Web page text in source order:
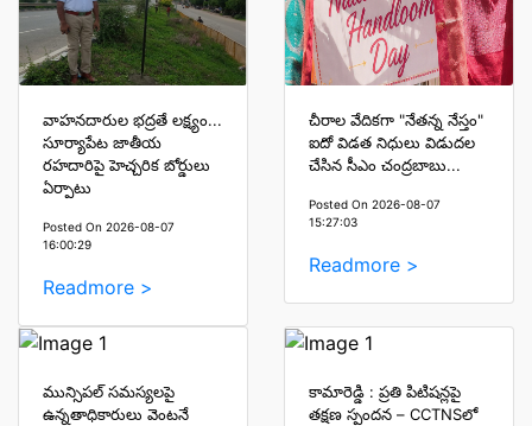
వాహనదారుల భద్రతే లక్ష్యం...
సూర్యాపేట జాతీయ
రహదారిపై హెచ్చరిక బోర్డులు
ఏర్పాటు
Posted On 2026-08-07
16:00:29
Readmore >
చీరాల వేదికగా "నేతన్న నేస్తం"
ఐదో విడత నిధులు విడుదల
చేసిన సీఎం చంద్రబాబు...
Posted On 2026-08-07
15:27:03
Readmore >
మున్సిపల్ సమస్యలపై
ఉన్నతాధికారులు వెంటనే
కామారెడ్డి : ప్రతి పిటిషన్లపై
తక్షణ స్పందన – CCTNSలో